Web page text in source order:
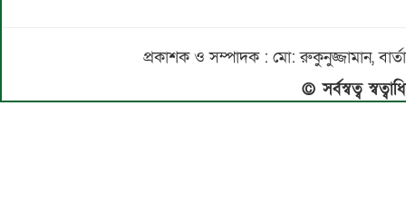
প্রকাশক ও সম্পাদক : মো: রুকুনুজ্জামান,
© সর্বস্বত্ব